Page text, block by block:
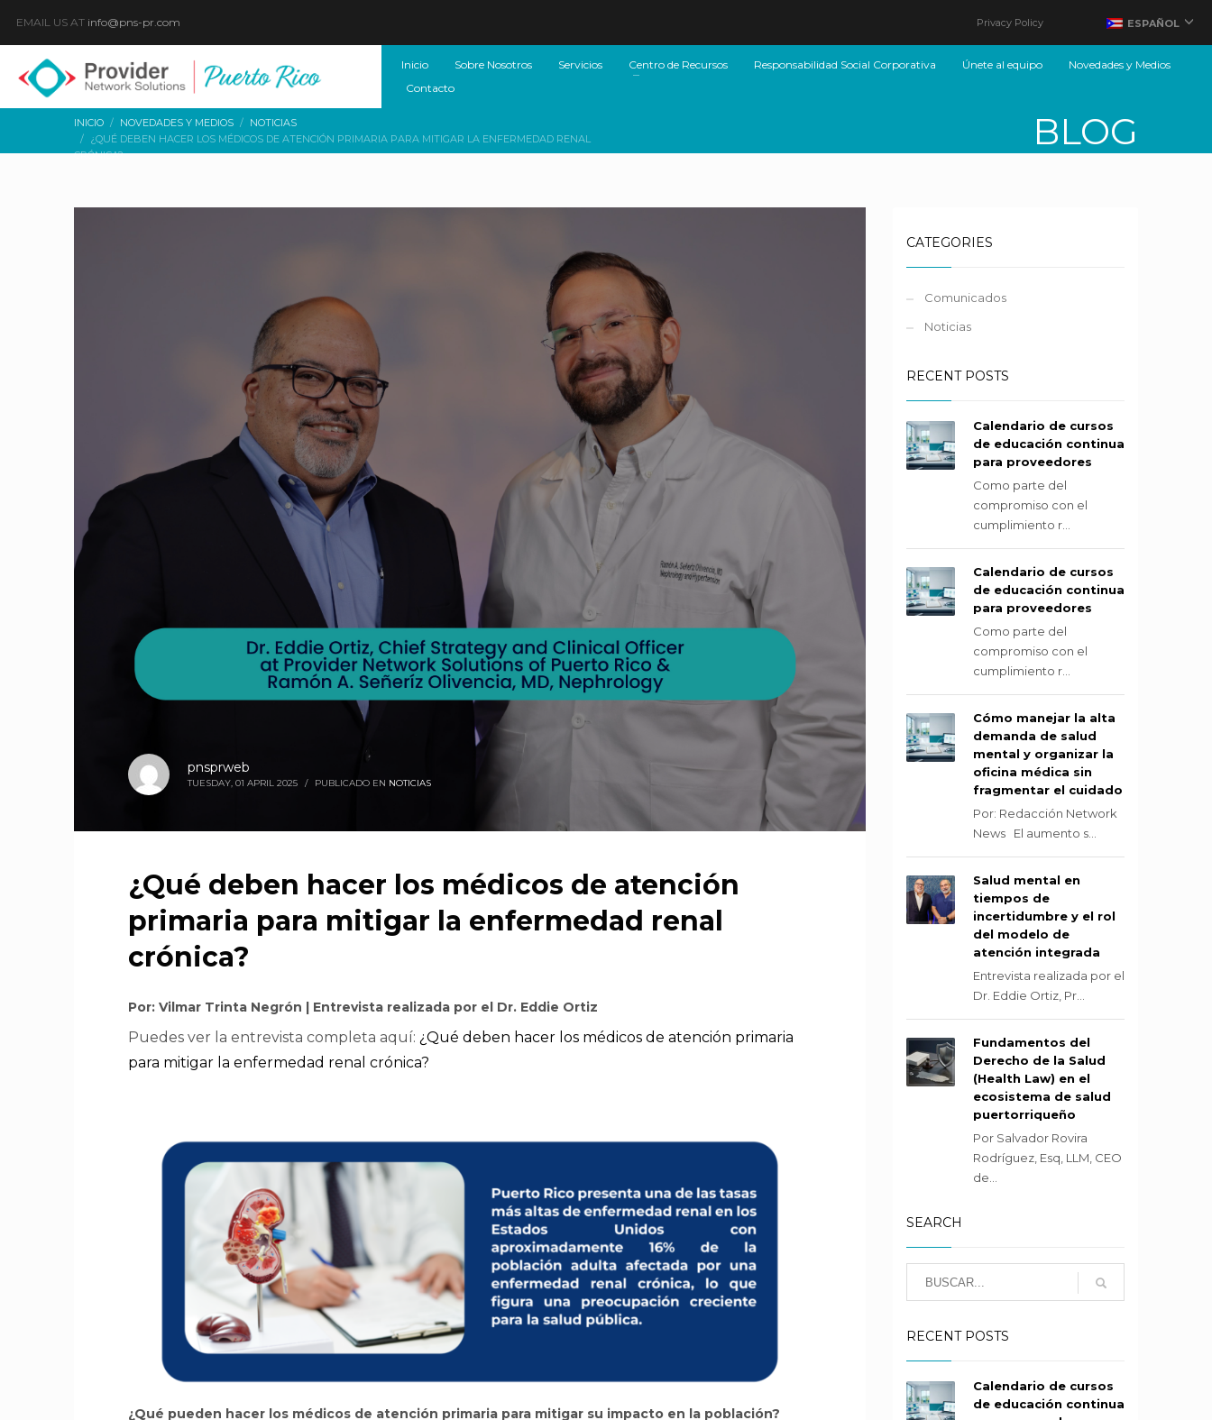
EMAIL US AT info@pns-pr.com Privacy Policy ESPAÑOL
Inicio Sobre Nosotros Servicios Centro de Recursos Responsabilidad Social Corporativa Únete al equipo
Novedades y Medios
Contacto
INICIO NOVEDADES Y MEDIOS
NOTICIAS
¿QUÉ DEBEN HACER LOS MÉDICOS DE ATENCIÓN PRIMARIA PARA MITIGAR LA ENFERMEDAD RENAL
CRÓNICA?
BLOG
pnsprweb
TUESDAY, 01 APRIL 2025 / PUBLICADO EN NOTICIAS
¿Qué deben hacer los médicos de atención
primaria para mitigar la enfermedad renal
crónica?
Por: Vilmar Trinta Negrón | Entrevista realizada por el Dr. Eddie Ortiz
Puedes ver la entrevista completa aquí: ¿Qué deben hacer los médicos de atención primaria
para mitigar la enfermedad renal crónica?
¿Qué pueden hacer los médicos de atención primaria para mitigar su impacto en la población?
CATEGORIES
Comunicados
Noticias
RECENT POSTS
Calendario de cursos
de educación continua
para proveedores
Como parte del
compromiso con el
cumplimiento r...
Calendario de cursos
de educación continua
para proveedores
Como parte del
compromiso con el
cumplimiento r...
Cómo manejar la alta
demanda de salud
mental y organizar la
oficina médica sin
fragmentar el cuidado
Por: Redacción Network
News El aumento s...
Salud mental en
tiempos de
incertidumbre y el rol
del modelo de
atención integrada
Entrevista realizada por el
Dr. Eddie Ortiz, Pr...
Fundamentos del
Derecho de la Salud
(Health Law) en el
ecosistema de salud
puertorriqueño
Por Salvador Rovira
Rodríguez, Esq, LLM, CEO
de...
SEARCH
RECENT POSTS
Calendario de cursos
de educación continua